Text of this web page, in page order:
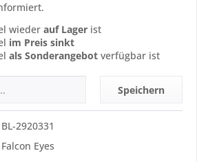
wieder auf Lager ist
im Preis sinkt
als Sonderangebot verfügbar ist
Speichern
BL-2920331
Falcon Eyes